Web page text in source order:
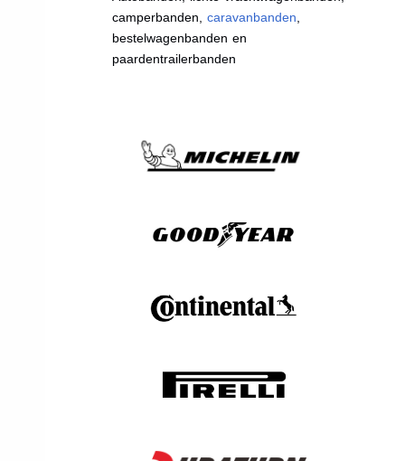
camperbanden, caravanbanden,
bestelwagenbanden en
paardentrailerbanden